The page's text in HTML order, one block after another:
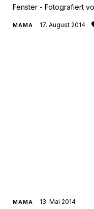
Fenster - Fotografiert
MAMA 17. August 2014
MAMA 13. Mai 2014